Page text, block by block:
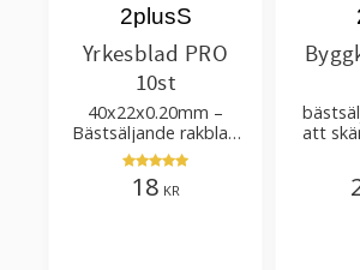
Yrkesblad PRO
10st
40x22x0.20mm –
Bästsäljande rakblad
för att skära tapet, tyg,
filt, hobby bruk
2plusS
18 KR
att